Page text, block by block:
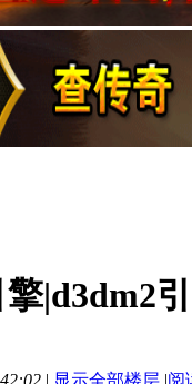
|d3dm2
| 显示全部楼层 |阅